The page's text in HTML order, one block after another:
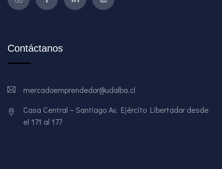
Contáctanos
mercadoemprendedor@udalba.cl
Casa Central – Santiago Av. Ejército Libertador desde
el 171 al 177